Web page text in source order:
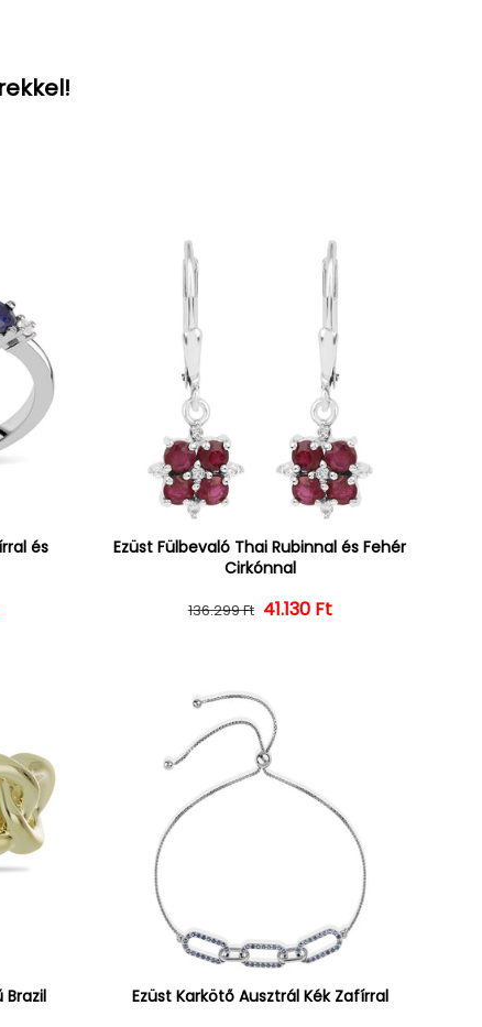
és
ár
Ezüst Fülbevaló Thai Rubinnal és Fehér
Cirkónnal
Normál ár
136.299 Ft Kedvezményes ár
41.130 Ft
Brazil
Ezüst Karkötő Ausztrál Kék Zafírral